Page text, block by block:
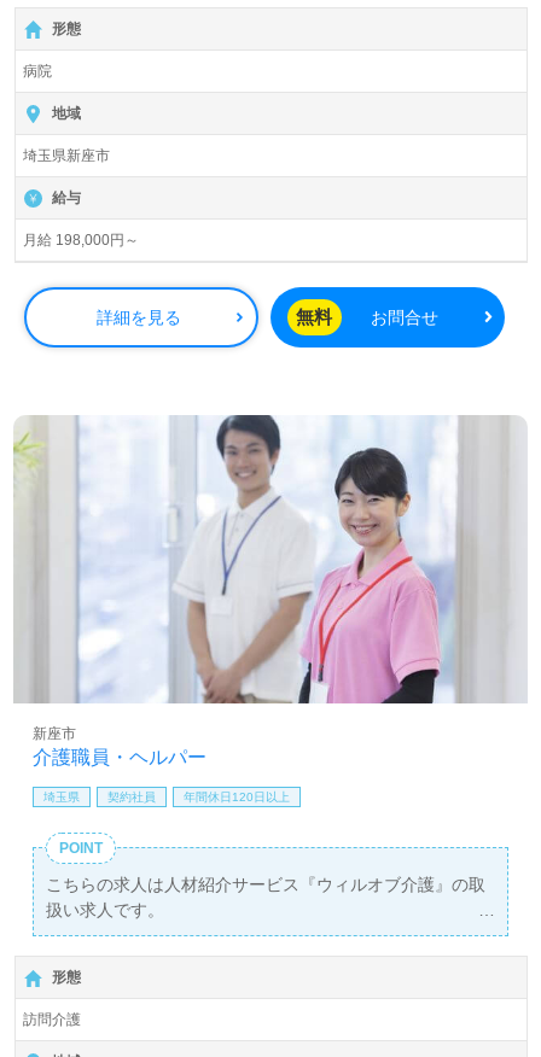
【無料】で皆さんの転職活動をサポートいたします。
形態
病院
地域
埼玉県新座市
給与
月給 198,000円～
詳細を見る 無料 お問合せ
介護職員・ヘルパー
新座市
埼玉県 契約社員 年間休日120日以上
POINT
こちらの求人は人材紹介サービス『ウィルオブ介護』の取
扱い求人です。
詳細に関してお気軽にご相談ください♪
【無料】で皆さんの転職活動をサポートいたします。
形態
訪問介護